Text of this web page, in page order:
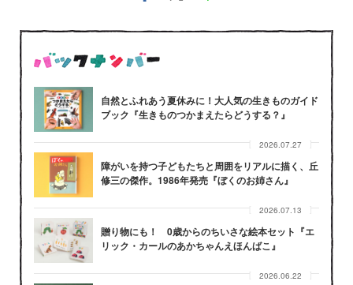
自然とふれあう夏休みに！大人気の生きものガイド
ブック『生きものつかまえたらどうする？』
2026.07.27
障がいを持つ子どもたちと周囲をリアルに描く、丘
修三の傑作。1986年発売『ぼくのお姉さん』
2026.07.13
贈り物にも！ 0歳からのちいさな絵本セット『エ
リック・カールのあかちゃんえほんばこ』
2026.06.22